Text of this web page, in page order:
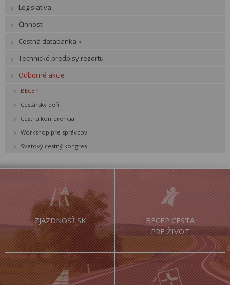
Legislatíva
Činnosti
Cestná databanka »
Technické predpisy rezortu
Odborné akcie
BECEP
Cestársky deň
Cestná konferencia
Workshop pre správcov
Svetový cestný kongres
ZJAZDNOSŤ.SK
BECEP CESTA
PRE ŽIVOT